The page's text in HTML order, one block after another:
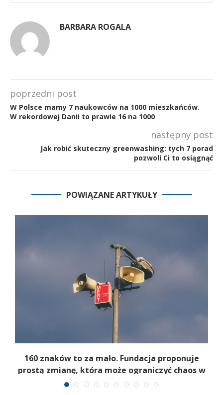
BARBARA ROGALA
poprzedni post
W Polsce mamy 7 naukowców na 1000 mieszkańców.
W rekordowej Danii to prawie 16 na 1000
następny post
Jak robić skuteczny greenwashing: tych 7 porad
pozwoli Ci to osiągnąć
POWIĄZANE ARTYKUŁY
160 znaków to za mało. Fundacja proponuje
prostą zmianę, która może ograniczyć chaos w
kryzysie